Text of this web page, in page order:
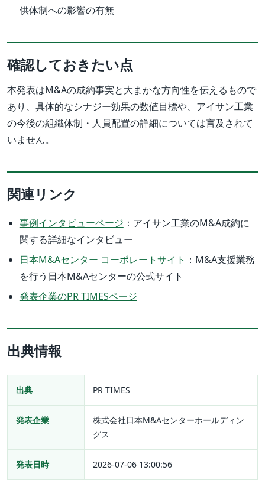
供体制への影響の有無
確認しておきたい点
本発表はM&Aの成約事実と大まかな方向性を伝えるもので
あり、具体的なシナジー効果の数値目標や、アイサン工業
の今後の組織体制・人員配置の詳細については言及されて
いません。
関連リンク
事例インタビューページ ：アイサン工業のM&A成約に
関する詳細なインタビュー
日本M&Aセンター コーポレートサイト ：M&A支援業務
を行う日本M&Aセンターの公式サイト
発表企業のPR TIMESページ
出典情報
出典 PR TIMES
発表企業
株式会社日本M&Aセンターホールディン
グス
発表日時 2026-07-06 13:00:56